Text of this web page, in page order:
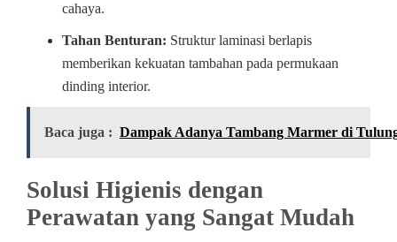
cahaya.
Tahan Benturan: Struktur laminasi berlapis
memberikan kekuatan tambahan pada permukaan
dinding interior.
Baca juga : Dampak Adanya Tambang Marmer di
Solusi Higienis dengan
Perawatan yang Sangat Mudah